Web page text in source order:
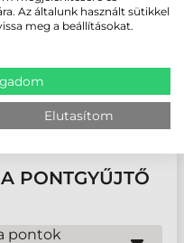
réteg, dombornyomás,
Pantone szín.
gyártás felárral jár.
személyre szabott
nézze megműanyag
PONTGYŰJTŐ
pontok
Az általunk használt sütikkel
meg a beállításokat.
Elutasítom